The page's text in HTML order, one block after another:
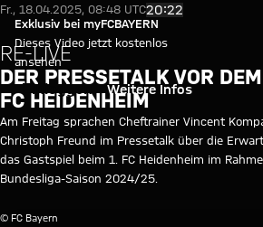
Video: Pressetalk
Video abspielen
Exklusiv bei myFCBAYERN
Dieses Video jetzt kostenlos
ansehen
Einloggen Weitere Infos
Fr., 18.04.2025, 08:48 UTC20:22
RE-LIVE
DER PRESSETALK VOR
FC HEIDENHEIM
Am Freitag sprachen Cheftrainer Vincent
Christoph Freund im Pressetalk über die
das Gastspiel beim 1. FC Heidenheim im
Bundesliga-Saison 2024/25.
© FC Bayern